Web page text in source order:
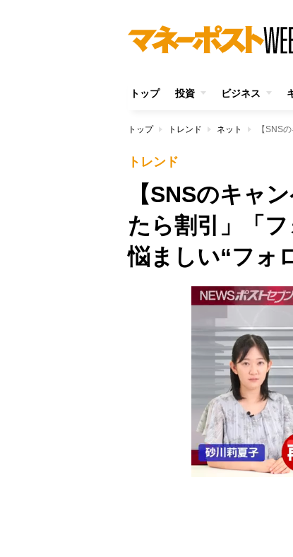
トップ 投資 ビジネス
トップ トレンド ネット
トレンド
【SNSのキャ
たら割引」「
悩ましい“フォ